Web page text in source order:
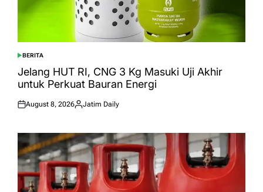
POSTED
IN
BERITA
Jelang HUT RI, CNG 3 Kg Masuki Uji Akhir
untuk Perkuat Bauran Energi
Posted
August 8, 2026
Posted
Jatim Daily